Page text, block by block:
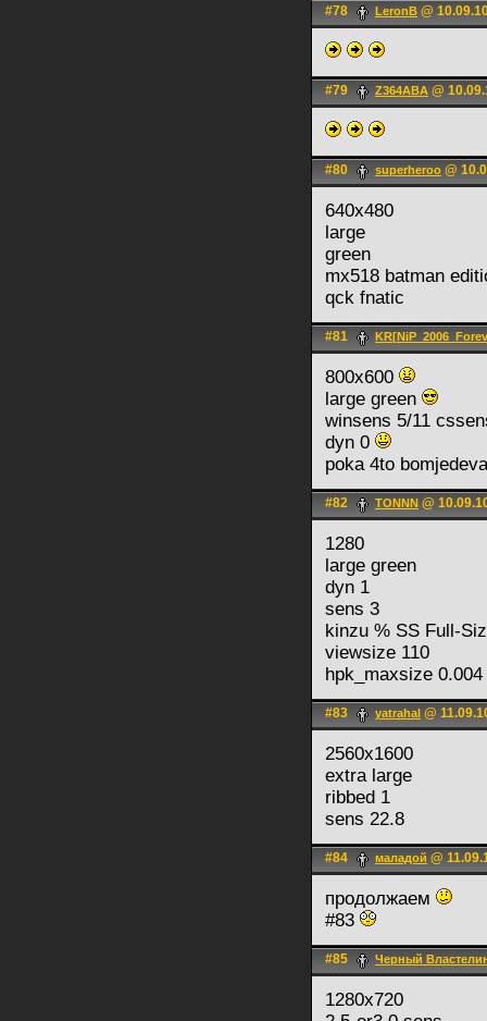
#78 LerоnB @
#79 Z364ABA @
#80 superheroo @
640x480
large
green
mx518 batman
qck fnatic
#81
800x600
large green
winsens 5/11
dyn 0
poka 4to
#82 TONNN @
1280
large green
dyn 1
sens 3
kinzu % SS Full-
viewsize 110
hpk_maxsize 0.004
#83 yatrahal @
2560x1600
extra large
ribbed 1
sens 22.8
#84 маладой @
продолжаем
#83
#85 Черный
1280x720